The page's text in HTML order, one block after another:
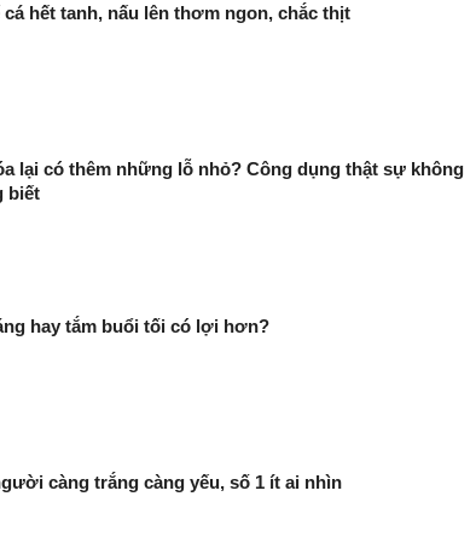
cá hết tanh, nấu lên thơm ngon, chắc thịt
lại có thêm những lỗ nhỏ? Công dụng thật sự không
biết
hay tắm buổi tối có lợi hơn?
càng trắng càng yếu, số 1 ít ai nhìn